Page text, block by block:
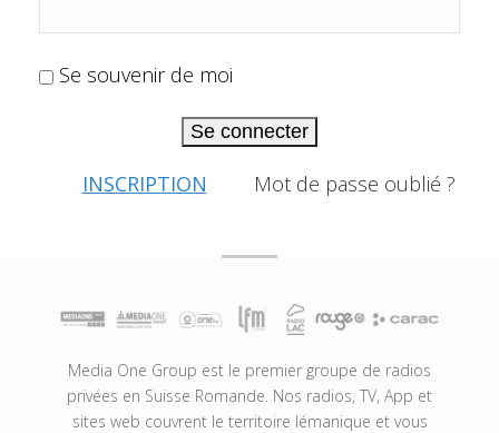
Se souvenir de moi
Se connecter
INSCRIPTION Mot de passe oublié ?
Media One Group est le premier groupe de radios
privées en Suisse Romande. Nos radios, TV, App et
sites web couvrent le territoire lémanique et vous